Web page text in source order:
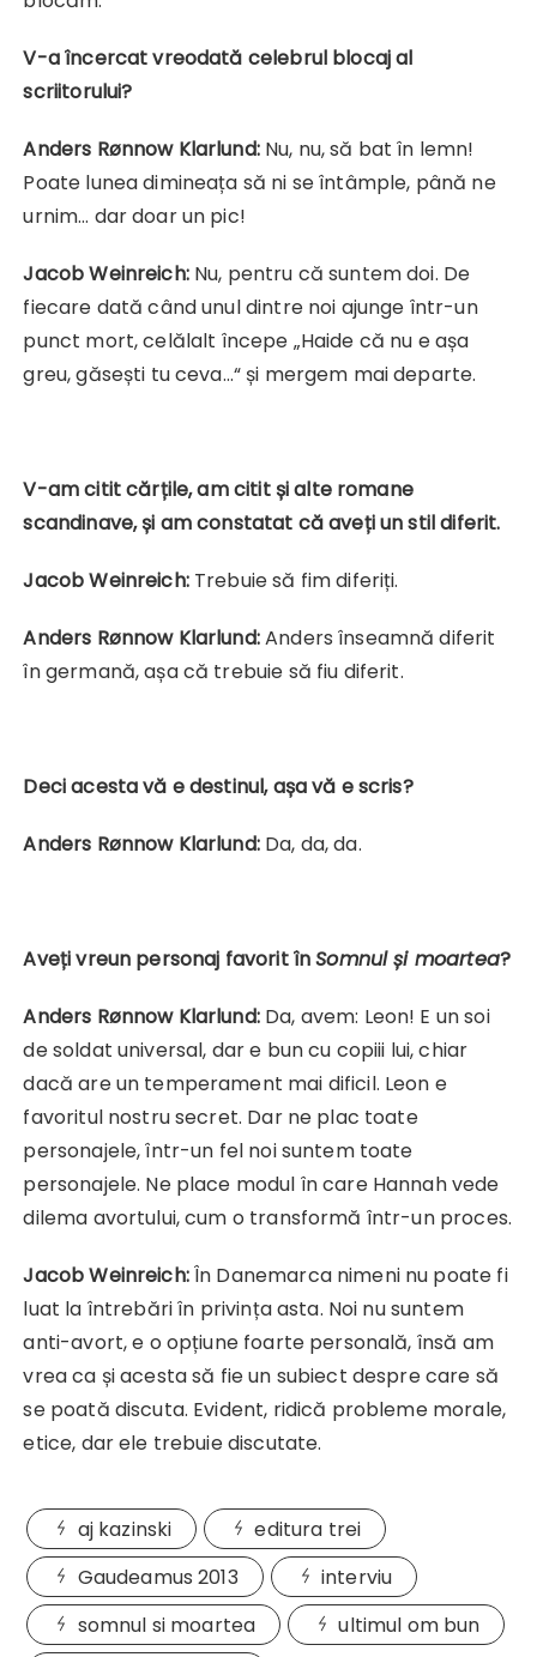
V-a încercat vreodată celebrul blocaj al
scriitorului?
Anders Rønnow Klarlund: Nu, nu, să bat în lemn!
Poate lunea dimineața să ni se întâmple, până ne
urnim… dar doar un pic!
Jacob Weinreich: Nu, pentru că suntem doi. De
fiecare dată când unul dintre noi ajunge într-un
punct mort, celălalt începe „Haide că nu e așa
greu, găsești tu ceva…“ și mergem mai departe.
V-am citit cărțile, am citit și alte romane
scandinave, și am constatat că aveți un stil diferit.
Jacob Weinreich: Trebuie să fim diferiți.
Anders Rønnow Klarlund:Anders înseamnă diferit
în germană, așa că trebuie să fiu diferit.
Deci acesta vă e destinul, așa vă e scris?
Anders Rønnow Klarlund: Da, da, da.
Aveți vreun personaj favorit înSomnul și moartea?
Anders Rønnow Klarlund: Da, avem: Leon! E un soi
de soldat universal, dar e bun cu copiii lui, chiar
dacă are un temperament mai dificil. Leon e
favoritul nostru secret. Dar ne plac toate
personajele, într-un fel noi suntem toate
personajele. Ne place modul în care Hannah vede
dilema avortului, cum o transformă într-un proces.
Jacob Weinreich:În Danemarca nimeni nu poate fi
luat la întrebări în privința asta. Noi nu suntem
anti-avort, e o opțiune foarte personală, însă am
vrea ca și acesta să fie un subiect despre care să
se poată discuta. Evident, ridică probleme morale,
etice, dar ele trebuie discutate.
aj kazinski
editura trei
Gaudeamus 2013
interviu
somnul si moartea
ultimul om bun